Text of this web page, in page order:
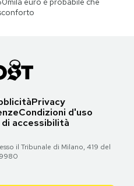
Privacy
Condizioni d'uso
accessibilità
il Tribunale di Milano, 419 del